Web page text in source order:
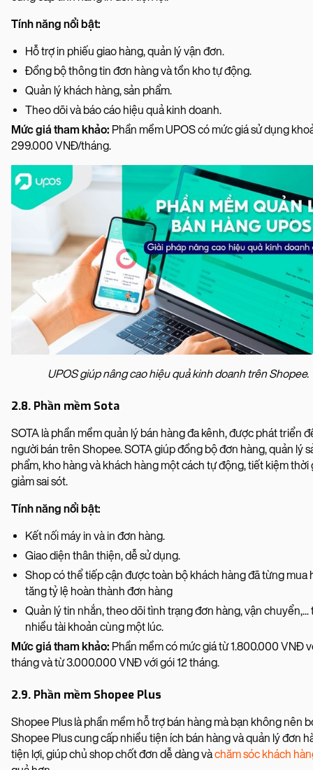
Tính năng nổi bật:
Hỗ trợ in phiếu giao hàng, quản lý vận đơn.
Đồng bộ thông tin đơn hàng và tồn kho tự động.
Quản lý khách hàng, sản phẩm.
Theo dõi và báo cáo hiệu quả kinh doanh.
Mức giá tham khảo: Phần mềm UPOS có mức giá sử dụng
299.000 VNĐ/tháng.
UPOS giúp nâng cao hiệu quả kinh doanh trên Shopee.
2.8. Phần mềm Sota
SOTA là phần mềm quản lý bán hàng đa kênh, được phát triển
người bán trên Shopee. SOTA giúp đồng bộ đơn hàng, quản lý
phẩm, kho hàng và khách hàng một cách tự động, tiết kiệm thời
giảm sai sót.
Tính năng nổi bật:
Kết nối máy in và in đơn hàng.
Giao diện thân thiện, dễ sử dụng.
Shop có thể tiếp cận được toàn bộ khách hàng đã từng mua
tăng tỷ lệ hoàn thành đơn hàng
Quản lý tin nhắn, theo dõi tình trạng đơn hàng, vận chuyển,...
nhiều tài khoản cùng một lúc.
Mức giá tham khảo: Phần mềm có mức giá từ 1.800.000 VNĐ
tháng và từ 3.000.000 VNĐ với gói 12 tháng.
2.9. Phần mềm Shopee Plus
Shopee Plus là phần mềm hỗ trợ bán hàng mà bạn không nên
Shopee Plus cung cấp nhiều tiện ích bán hàng và quản lý đơn
tiện lợi, giúp chủ shop chốt đơn dễ dàng vàchăm sóc khách